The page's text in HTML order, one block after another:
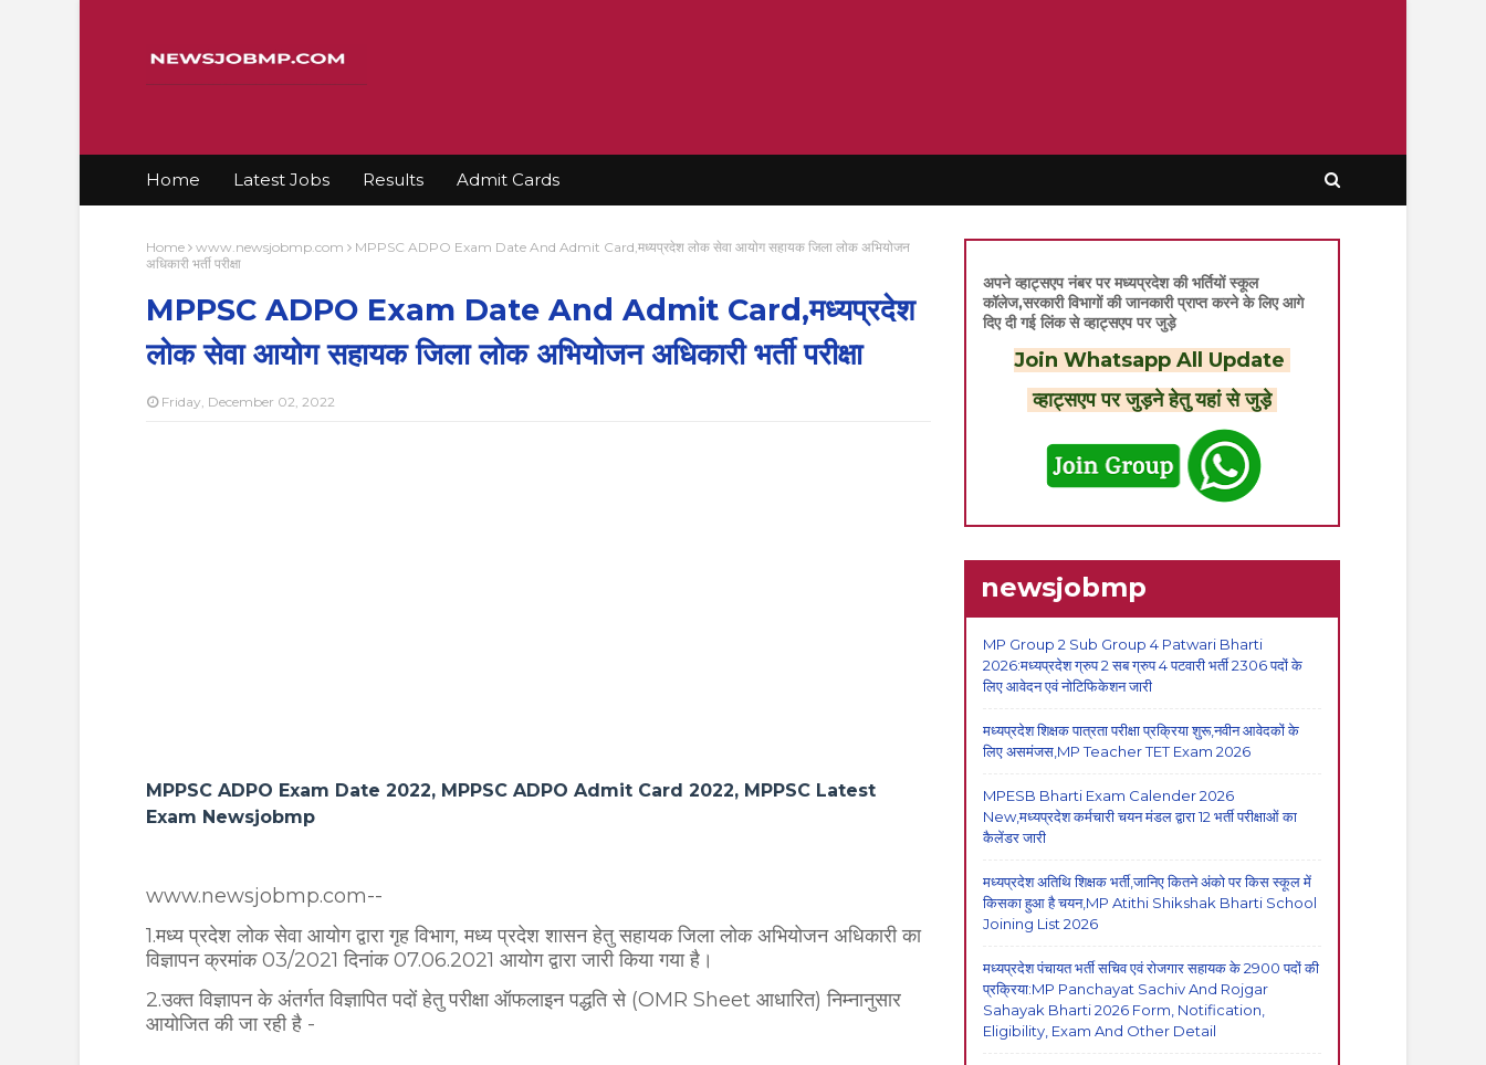
Home Latest Jobs Results Admit Cards
Home www.newsjobmp.com
MPPSC ADPO Exam Date And Admit Card,मध्यप्रदेश लोक सेवा आयोग सहायक जिला लोक अभियोजन
अधिकारी भर्ती परीक्षा
MPPSC ADPO Exam Date And Admit Card,मध्यप्रदेश
लोक सेवा आयोग सहायक जिला लोक अभियोजन अधिकारी भर्ती परीक्षा
Friday, December 02, 2022
MPPSC ADPO Exam Date 2022, MPPSC ADPO Admit Card 2022, MPPSC Latest
Exam Newsjobmp
www.newsjobmp.com--
1.मध्य प्रदेश लोक सेवा आयोग द्वारा गृह विभाग, मध्य प्रदेश शासन हेतु सहायक जिला लोक अभियोजन अधिकारी का
विज्ञापन क्रमांक 03/2021 दिनांक 07.06.2021 आयोग द्वारा जारी किया गया है।
2.उक्त विज्ञापन के अंतर्गत विज्ञापित पदों हेतु परीक्षा ऑफलाइन पद्धति से (OMR Sheet आधारित) निम्नानुसार
आयोजित की जा रही है -
अपने व्हाट्सएप नंबर पर मध्यप्रदेश की भर्तियों स्कूल
कॉलेज,सरकारी विभागों की जानकारी प्राप्त करने के लिए आगे
दिए दी गई लिंक से व्हाट्सएप पर जुड़े
Join Whatsapp All Update
व्हाट्सएप पर जुड़ने हेतु यहां से जुड़े
newsjobmp
MP Group 2 Sub Group 4 Patwari Bharti
2026:मध्यप्रदेश ग्रुप 2 सब ग्रुप 4 पटवारी भर्ती 2306 पदों के
लिए आवेदन एवं नोटिफिकेशन जारी
मध्यप्रदेश शिक्षक पात्रता परीक्षा प्रक्रिया शुरू,नवीन आवेदकों के
लिए असमंजस,MP Teacher TET Exam 2026
MPESB Bharti Exam Calender 2026
New,मध्यप्रदेश कर्मचारी चयन मंडल द्वारा 12 भर्ती परीक्षाओं का
कैलेंडर जारी
मध्यप्रदेश अतिथि शिक्षक भर्ती,जानिए कितने अंको पर किस स्कूल में
किसका हुआ है चयन,MP Atithi Shikshak Bharti School
Joining List 2026
मध्यप्रदेश पंचायत भर्ती सचिव एवं रोजगार सहायक के 2900 पदों की
प्रक्रिया:MP Panchayat Sachiv And Rojgar
Sahayak Bharti 2026 Form, Notification,
Eligibility, Exam And Other Detail